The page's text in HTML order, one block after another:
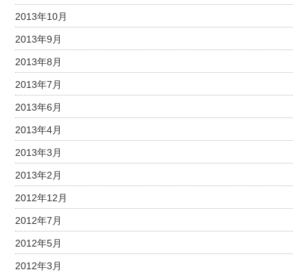
2013年10月
2013年9月
2013年8月
2013年7月
2013年6月
2013年4月
2013年3月
2013年2月
2012年12月
2012年7月
2012年5月
2012年3月